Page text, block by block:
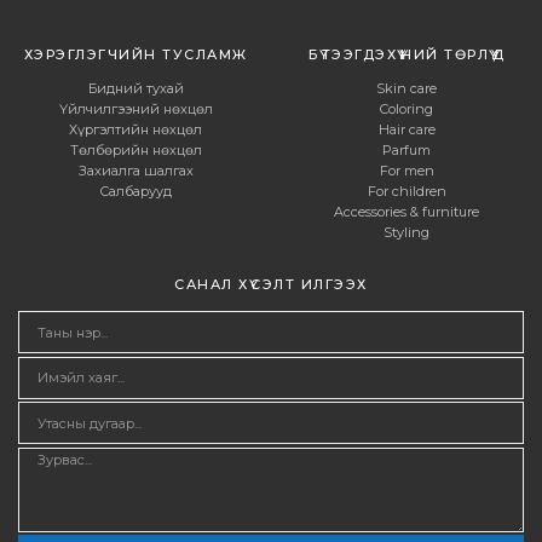
ХЭРЭГЛЭГЧИЙН ТУСЛАМЖ
Бидний тухай
Үйлчилгээний нөхцөл
Хүргэлтийн нөхцөл
Төлбөрийн нөхцөл
Захиалга шалгах
Салбарууд
БҮТЭЭГДЭХҮҮНИЙ ТӨРЛҮҮД
Skin care
Coloring
Hair care
Parfum
For men
For children
Accessories & furniture
Styling
САНАЛ ХҮСЭЛТ ИЛГЭЭХ